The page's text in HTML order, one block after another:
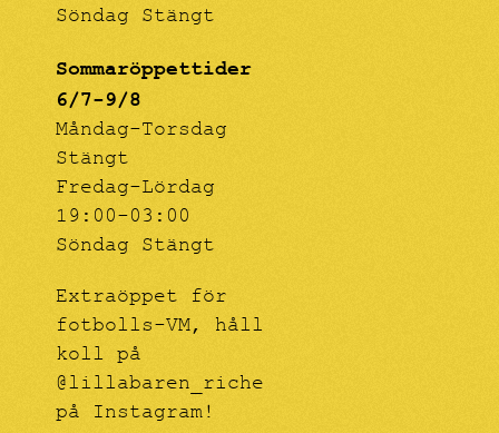
Söndag Stängt
Sommaröppettider
6/7-9/8
Måndag-Torsdag
Stängt
Fredag-Lördag
19:00-03:00
Söndag Stängt
Extraöppet för
fotbolls-VM, håll
koll på
@lillabaren_riche
på Instagram!